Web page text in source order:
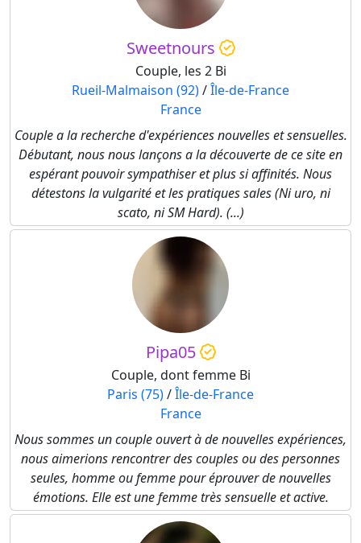
Sweetnours
Couple, les 2 Bi
Rueil-Malmaison (92)/Île-de-France
France
Couple a la recherche d'expériences nouvelles et sensuelles.
Débutant, nous nous lançons a la découverte de ce site en
espérant pouvoir sympathiser et plus si affinités. Nous
détestons la vulgarité et les pratiques sales (Ni uro, ni
scato, ni SM Hard). (...)
Pipa05
Couple, dont femme Bi
Paris (75)/Île-de-France
France
Nous sommes un couple ouvert à de nouvelles expériences,
nous aimerions rencontrer des couples ou des personnes
seules, homme ou femme pour éprouver de nouvelles
émotions. Elle est une femme très sensuelle et active.